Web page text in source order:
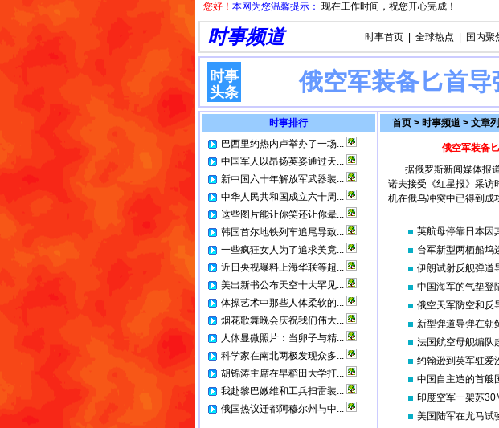
您好！ 本网为您温馨提示： 现在工作时间，祝您开心完成！
时事频道 时事首页 全球热点 国内聚
时事
头条
俄空军装备匕首
时事排行
巴西里约热内卢举办了一场...
中国军人以昂扬英姿通过天...
新中国六十年解放军武器装...
中华人民共和国成立六十周...
这些图片能让你笑还让你晕...
韩国首尔地铁列车追尾导致...
一些疯狂女人为了追求美竟...
近日央视曝料上海华联等超...
美出新书公布天空十大罕见...
体操艺术中那些人体柔软的...
烟花歌舞晚会庆祝我们伟大...
人体显微照片：当卵子与精...
科学家在南北两极发现众多...
胡锦涛主席在早稻田大学打...
我赴黎巴嫩维和工兵扫雷装...
俄国热议迁都阿穆尔州与中...
首页 > 时事频道 > 文章
俄空军装备
据俄罗斯新闻媒体报道
诺夫接受《红星报》采访
机在俄乌冲突中已得到成
英航母停靠日本因
台军新型两栖船坞
伊朗试射反舰弹道
中国海军的气垫登
俄空天军防空和反
新型弹道导弹在朝
法国航空母舰编队
约翰逊到英军驻爱
中国自主造的首艘
印度空军一架苏
美国陆军在尤马试